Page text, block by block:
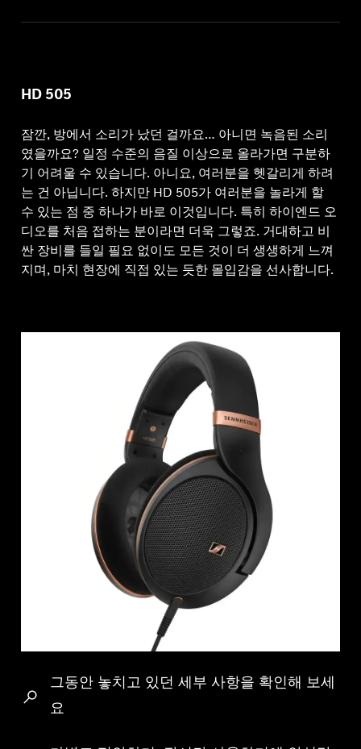
HD 505
잠깐, 방에서 소리가 났던 걸까요… 아니면 녹음된 소리
였을까요? 일정 수준의 음질 이상으로 올라가면 구분하
기 어려울 수 있습니다. 아니요, 여러분을 헷갈리게 하려
는 건 아닙니다. 하지만 HD 505가 여러분을 놀라게 할
수 있는 점 중 하나가 바로 이것입니다. 특히 하이엔드 오
디오를 처음 접하는 분이라면 더욱 그렇죠. 거대하고 비
싼 장비를 들일 필요 없이도 모든 것이 더 생생하게 느껴
지며, 마치 현장에 직접 있는 듯한 몰입감을 선사합니다.
그동안 놓치고 있던 세부 사항을 확인해 보세
요